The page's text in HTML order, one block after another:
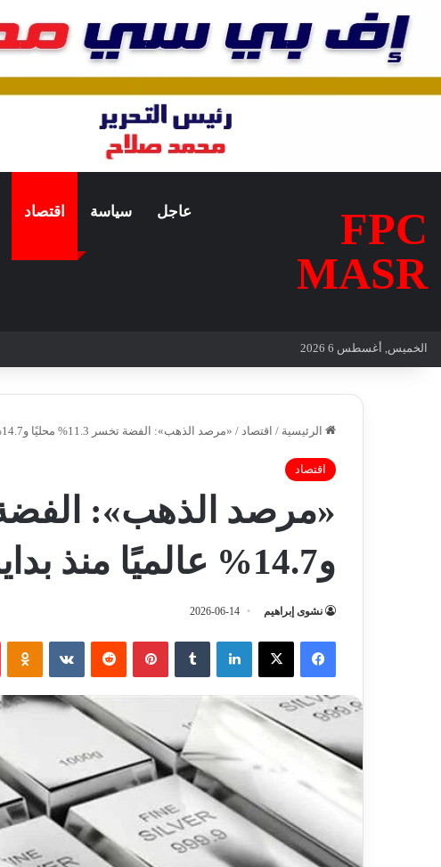
FPC
MASR
عاجل سياسة اقتصاد
الخميس, أغسطس 6 2026
الرئيسية / اقتصاد / «مرصد الذهب»: الفضة تخسر 11.3% محليًا و14.7% عالميًا منذ بداية يونيو
اقتصاد
و14.7% عالميًا منذ بداية يونيو
نشوى إبراهيم 2026-06-14
فيسبوك ‫X لينكدإن بينتيريست